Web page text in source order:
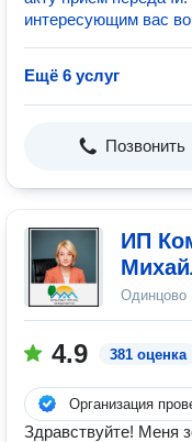
интересующим вас
Ещё 6 услуг
Позвонить
ИП
Одинцово
4.9 381 оценка
Организация
Здравствуйте! Меня